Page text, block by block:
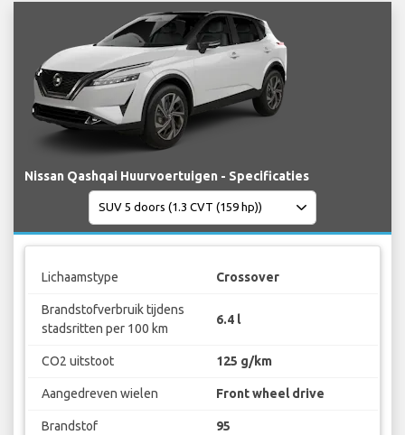
Nissan Qashqai Huurvoertuigen - Specificaties
Lichaamstype Crossover
Brandstofverbruik tijdens
stadsritten per 100 km
6.4 l
CO2 uitstoot 125 g/km
Aangedreven wielen Front wheel drive
Brandstof 95